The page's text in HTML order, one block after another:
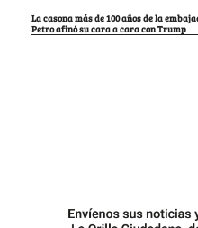
La casona más de 100 años de la
Petro afinó su cara a cara con Trump